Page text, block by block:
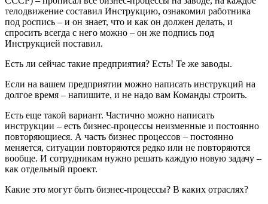
телодвижение составил Инструкцию, ознакомил работника
под роспись – и он знает, что и как он должен делать, и
спросить всегда с него можно – он же подпись под
Инструкцией поставил.
Есть ли сейчас такие предприятия? Есть! Те же заводы.
Если на вашем предприятии можно написать инструкций на
долгое время – напишите, и не надо вам Команды строить.
Есть еще такой вариант. Частично можно написать
инструкции – есть бизнес-процессы неизменные и постоянно
повторяющиеся. А часть бизнес процессов – постоянно
меняется, ситуации повторяются редко или не повторяются
вообще. И сотрудникам нужно решать каждую новую задачу –
как отдельный проект.
Какие это могут быть бизнес-процессы? В каких отраслях?